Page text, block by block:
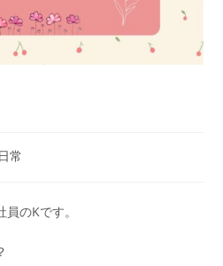
日常
のKです。